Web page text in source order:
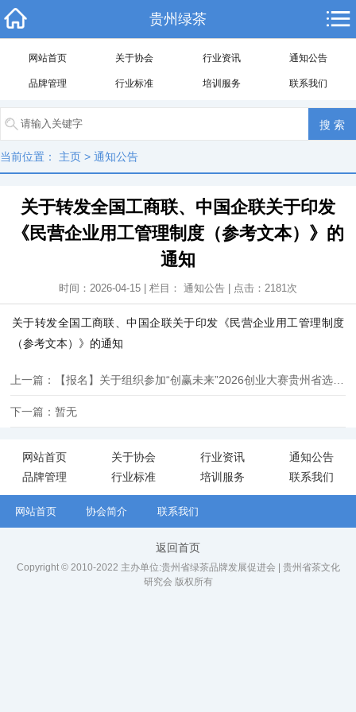
贵州绿茶
网站首页 关于协会 行业资讯 通知公告
品牌管理 行业标准 培训服务 联系我们
当前位置： 主页 > 通知公告
关于转发全国工商联、中国企联关于印发
《民营企业用工管理制度（参考文本）》的
通知
时间：2026-04-15 | 栏目： 通知公告 | 点击： 2181次
关于转发全国工商联、中国企联关于印发《民营企业用工管理制度
（参考文本）》的通知
上一篇：【报名】关于组织参加“创赢未来”2026创业大赛贵州省选拔赛的通知
下一篇：暂无
网站首页 关于协会 行业资讯
通知公告
品牌管理
行业标准 培训服务 联系我们
网站首页 协会简介 联系我们
返回首页
Copyright © 2010-2022 主办单位:贵州省绿茶品牌发展促进会 | 贵州省茶文化
研究会 版权所有